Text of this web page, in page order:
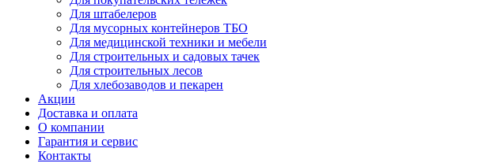
Для штабелеров
Для мусорных контейнеров ТБО
Для медицинской техники и мебели
Для строительных и садовых тачек
Для строительных лесов
Для хлебозаводов и пекарен
Акции
Доставка и оплата
О компании
Гарантия и сервис
Контакты